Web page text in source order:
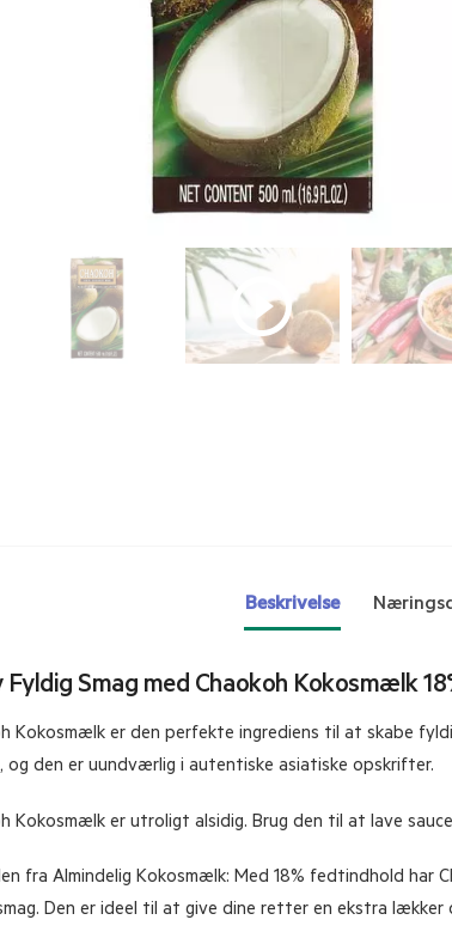
Beskrivelse
Fyldig Smag med Chaokoh Kokosmælk
Kokosmælk er den perfekte ingrediens til at skabe
og den er uundværlig i autentiske asiatiske opskrifter.
Kokosmælk er utroligt alsidig. Brug den til at lave
fra Almindelig Kokosmælk: Med 18% fedtindhold
Den er ideel til at give dine retter en ekstra lækker